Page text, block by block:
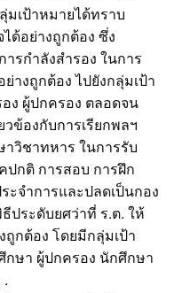
เป้าหมายได้ทราบ
ด้อย่างถูกต้อง ซึ่ง
รกำลังสำรอง ในการ
างถูกต้อง ไปยังกลุ่มเป้า
ง ผู้ปกครอง ตลอดจน
ข้องกับการเรียกพลฯ
วิชาทหาร ในการรับ
ปกติ การสอบ การฝึก
จำการและปลดเป็นกอง
ระดับยศว่าที่ ร.ต. ให้
ถูกต้อง โดยมีกลุ่มเป้า
กษา ผู้ปกครอง นักศึกษา